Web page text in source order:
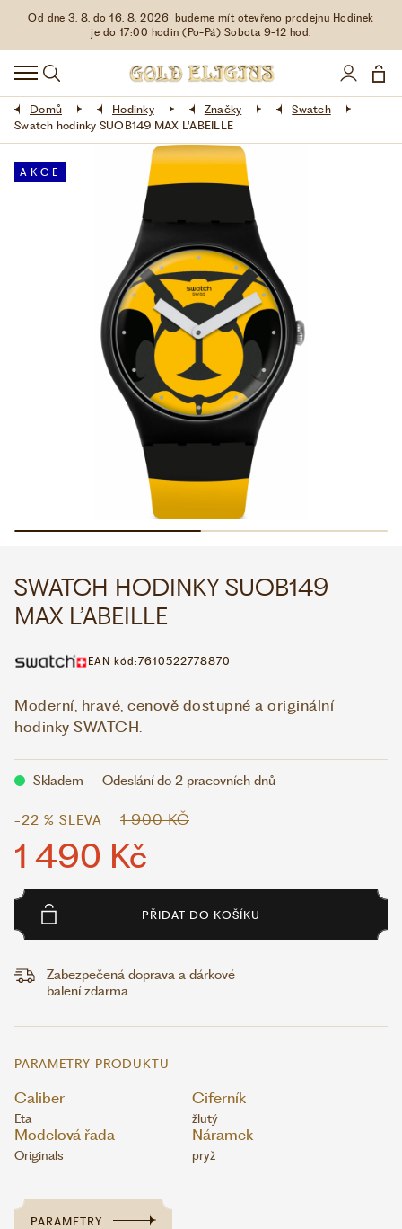
Od dne 3. 8. do 16. 8. 2026 budeme mít otevřeno prodejnu Hodinek
je do 17:00 hodin (Po-Pá) Sobota 9-12 hod.
HODINKY
DOPLŇKY
ŠPERKY
AKCE
LIMITOVANÉ EDICE
VŠE O NÁKUPU
WHATSAPP
VOLEJTE 9:00–18:00 +420 775 138 346
Domů Hodinky Značky
Swatch
Swatch hodinky SUOB149 MAX L’ABEILLE
AKCE
SWATCH HODINKY SUOB149
MAX L’ABEILLE
EAN kód:7610522778870
Moderní, hravé, cenově dostupné a originální
hodinky SWATCH.
Skladem – Odeslání do 2 pracovních dnů
-22 % SLEVA 1 900 KČ
1 490 Kč
PŘIDAT DO KOŠÍKU
Zabezpečená doprava a dárkové
balení zdarma.
PARAMETRY PRODUKTU
Caliber
Eta
Ciferník
žlutý
Modelová řada
Originals
Náramek
pryž
PARAMETRY